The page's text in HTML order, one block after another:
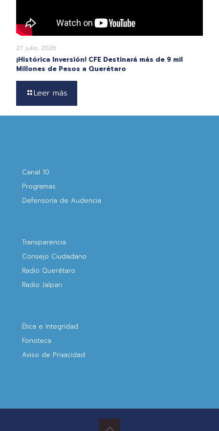
27 julio, 2026
¡Histórica Inversión! CFE Destinará más de 9 mil
Millones de Pesos a Querétaro
Leer más
Canal 10
Programas
Defensoría de Audencia
Transparencia
Consejo Ciudadano
Radio Querétaro
Radio Jalpan
Ética e Integridad
Fonoteca
Aviso de Privacidad